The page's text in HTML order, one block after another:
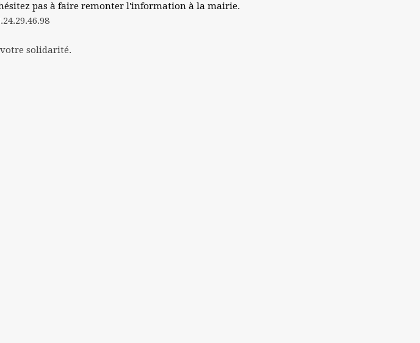
pas à faire remonter l'information à la mairie.
solidarité.